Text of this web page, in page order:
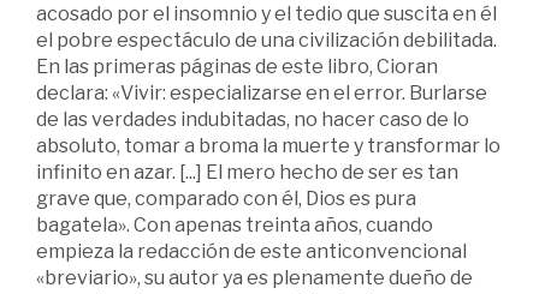
acosado por el insomnio y el tedio que suscita en él
el pobre espectáculo de una civilización debilitada.
En las primeras páginas de este libro, Cioran
declara: «Vivir: especializarse en el error. Burlarse
de las verdades indubitadas, no hacer caso de lo
absoluto, tomar a broma la muerte y transformar lo
infinito en azar. [...] El mero hecho de ser es tan
grave que, comparado con él, Dios es pura
bagatela». Con apenas treinta años, cuando
empieza la redacción de este anticonvencional
«breviario», su autor ya es plenamente dueño de